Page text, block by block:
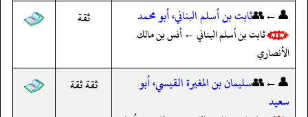
👤←👥ثابت بن أسلم البناني، أبو محمد
ثابت بن أسلم البناني ← أنس بن مالك
الأنصاري
ثقة
👤←👥سليمان بن المغيرة القيسي، أبو
سعيد
ثقة ثقة